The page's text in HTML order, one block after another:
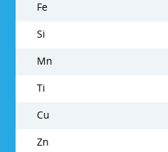
Fe
Si
Mn
Ti
Cu
Zn